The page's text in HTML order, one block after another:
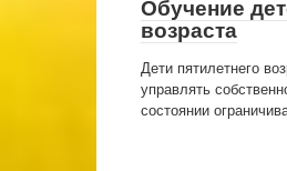
Обучение
возраста
Дети пятилетнего
управлять
состоянии